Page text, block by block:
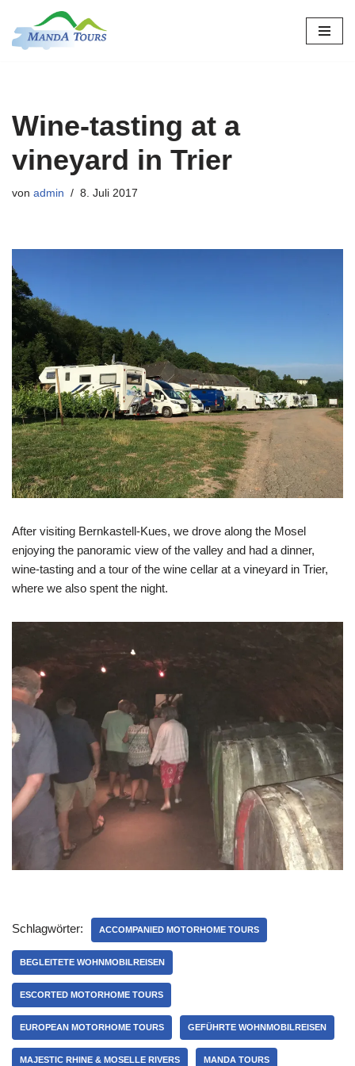
Zum
Wine-tasting at a
vineyard in Trier
von admin 8. Juli 2017
After visiting Bernkastell-Kues, we drove along the Mosel
enjoying the panoramic view of the valley and had a dinner,
wine-tasting and a tour of the wine cellar at a vineyard in Trier,
where we also spent the night.
Schlagwörter: ACCOMPANIED MOTORHOME TOURS
BEGLEITETE WOHNMOBILREISEN
ESCORTED MOTORHOME TOURS
EUROPEAN MOTORHOME TOURS GEFÜHRTE WOHNMOBILREISEN
MAJESTIC RHINE & MOSELLE RIVERS MANDA TOURS